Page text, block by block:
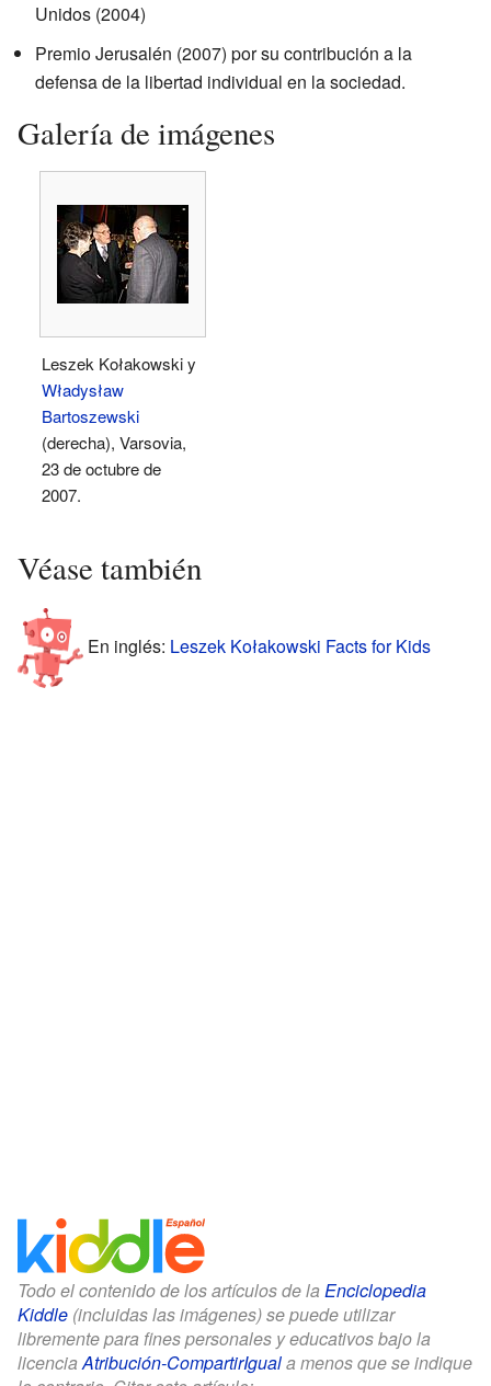
Unidos (2004)
Premio Jerusalén (2007) por su contribución a la
defensa de la libertad individual en la sociedad.
Galería de imágenes
Leszek Kołakowski y
Władysław
Bartoszewski
(derecha), Varsovia,
23 de octubre de
2007.
Véase también
En inglés: Leszek Kołakowski Facts for Kids
Todo el contenido de los artículos de la Enciclopedia
Kiddle (incluidas las imágenes) se puede utilizar
libremente para fines personales y educativos bajo la
licenciaAtribución-CompartirIguala menos que se indique